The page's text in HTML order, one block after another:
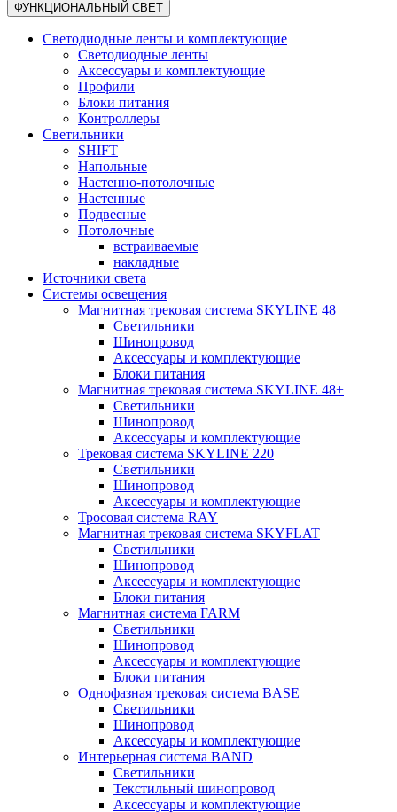
ФУНКЦИОНАЛЬНЫЙ СВЕТ
Светодиодные ленты и комплектующие
Светодиодные ленты
Аксессуары и комплектующие
Профили
Блоки питания
Контроллеры
Светильники
SHIFT
Напольные
Настенно-потолочные
Настенные
Подвесные
Потолочные
встраиваемые
накладные
Источники света
Системы освещения
Магнитная трековая система SKYLINE 48
Светильники
Шинопровод
Аксессуары и комплектующие
Блоки питания
Магнитная трековая система SKYLINE 48+
Светильники
Шинопровод
Аксессуары и комплектующие
Трековая система SKYLINE 220
Светильники
Шинопровод
Аксессуары и комплектующие
Тросовая система RAY
Магнитная трековая система SKYFLAT
Светильники
Шинопровод
Аксессуары и комплектующие
Блоки питания
Магнитная система FARM
Светильники
Шинопровод
Аксессуары и комплектующие
Блоки питания
Однофазная трековая система BASE
Светильники
Шинопровод
Аксессуары и комплектующие
Интерьерная система BAND
Светильники
Текстильный шинопровод
Аксессуары и комплектующие